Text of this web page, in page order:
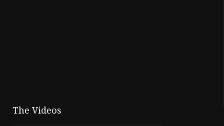
The Videos